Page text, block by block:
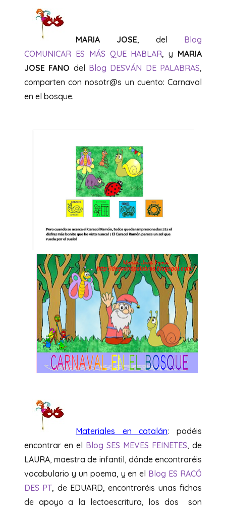
MARIA JOSE, del Blog
COMUNICAR ES MÁS QUE HABLAR, y MARIA
JOSE FANO del Blog DESVÁN DE PALABRAS,
comparten con nosotr@s un cuento: Carnaval
en el bosque.
Materiales en catalán: podéis
encontrar en el Blog SES MEVES FEINETES, de
LAURA, maestra de infantil, dónde encontraréis
vocabulario y un poema, y en el Blog ES RACÓ
DES PT, de EDUARD, encontraréis unas fichas
de apoyo a la lectoescritura, los dos son